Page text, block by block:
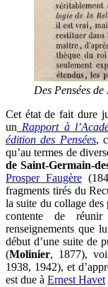
Des Pensées
Cet état de fait dure
un Rapport à
édition des Pensées,
qu’au termes de
de Saint-Germain-
Prosper Faugère
fragments tirés du
la suite du collage des
contente de
renseignements que
début d’une suite de
(Molinier, 1877),
1938, 1942), et
est due à Ernest Havet